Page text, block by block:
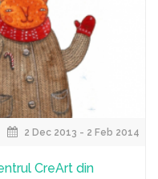
2 Dec 2013 - 2 Feb 2014
CreArt din